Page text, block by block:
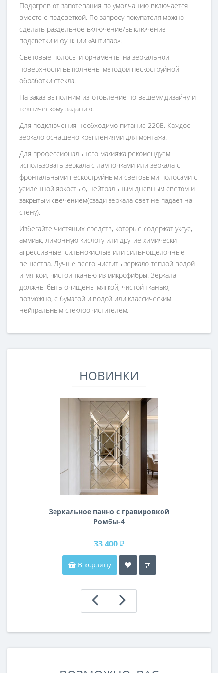
Подогрев от запотевания по умолчанию включается
вместе с подсветкой. По запросу покупателя можно
сделать раздельное включение/выключение
подсветки и функции «Антипар».
Световые полосы и орнаменты на зеркальной
поверхности выполнены методом пескоструйной
обработки стекла.
На заказ выполним изготовление по вашему дизайну и
техническому заданию.
Для подключения необходимо питание 220В. Каждое
зеркало оснащено креплениями для монтажа.
Для профессионального макияжа рекомендуем
использовать зеркала с лампочками или зеркала с
фронтальными пескоструйными световыми полосами с
усиленной яркостью, нейтральным дневным светом и
закрытым свечением(сзади зеркала свет не падает на
стену).
Избегайте чистящих средств, которые содержат уксус,
аммиак, лимонную кислоту или другие химически
агрессивные, сильнокислые или сильнощелочные
вещества. Лучше всего чистить зеркало теплой водой
и мягкой, чистой тканью из микрофибры. Зеркала
должны быть очищены мягкой, чистой тканью,
возможно, с бумагой и водой или классическим
нейтральным стеклоочистителем.
НОВИНКИ
Зеркальное панно с гравировкой
Ромбы-4
33 400 ₽
В корзину